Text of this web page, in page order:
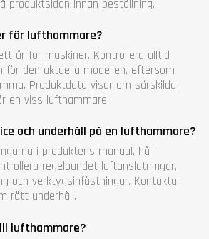
produktsidan innan beställning.
för lufthammare?
år för maskiner. Kontrollera alltid
för den aktuella modellen, eftersom
Produktdata visar om särskilda
en viss lufthammare.
och underhåll på en lufthammare?
i produktens manual, håll
regelbundet luftanslutningar,
och verktygsinfästningar. Kontakta
rätt underhåll.
lufthammare?